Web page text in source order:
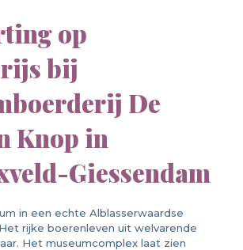
op
bij
De
Knop in
Giessendam
in een echte Alblasserwaardse
rijke boerenleven uit welvarende
Het museumcomplex laat zien